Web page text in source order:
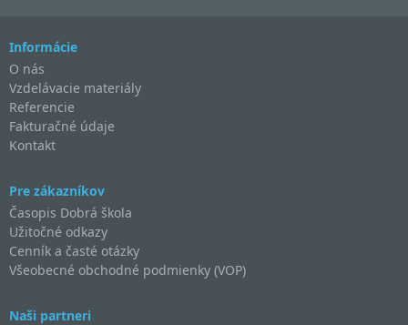
Informácie
O nás
Vzdelávacie materiály
Referencie
Fakturačné údaje
Kontakt
Pre zákazníkov
Časopis Dobrá škola
Užitočné odkazy
Cenník a časté otázky
Všeobecné obchodné podmienky (VOP)
Naši partneri